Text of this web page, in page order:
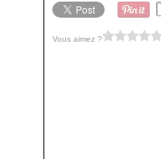
Vous aimez ?